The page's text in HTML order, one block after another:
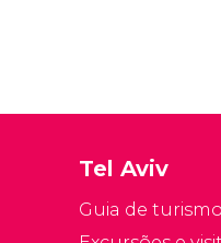
Tel Aviv
Guia de turismo